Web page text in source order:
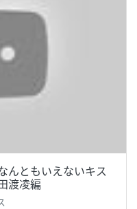
んともいえないキス
渡凌編